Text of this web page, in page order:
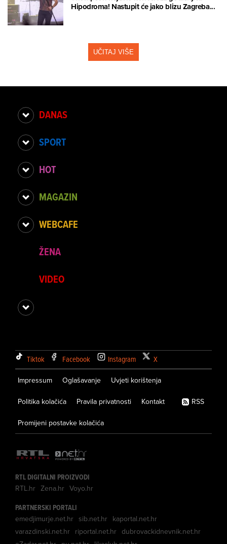
Hipodroma! Nastupit će jako blizu Zagreba...
UČITAJ VIŠE
DANAS
SPORT
HOT
MAGAZIN
WEBCAFE
ŽENA
VIDEO
Tiktok Facebook Instagram X
Impressum Oglašavanje Uvjeti korištenja
Politika kolačića Pravila privatnosti Kontakt
Promijeni postavke kolačića
RSS
RTL DIGITALNI PROIZVODI
RTL.hr Zena.hr Voyo.hr
PARTNERSKI PORTALI
emedjimurje.net.hr sib.net.hr kaportal.net.hr
varazdinski.net.hr riportal.net.hr dubrovackidnevnik.net.hr